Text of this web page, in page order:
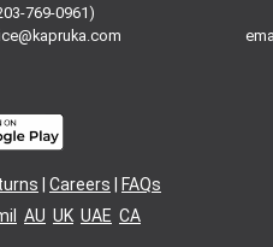
769-0961)
Careers
FAQs
AU UK UAE CA